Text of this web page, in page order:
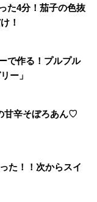
た4分！茄子の色抜
！
で作る！プルプル
ー」
辛そぼろあん♡
た！！次からスイ